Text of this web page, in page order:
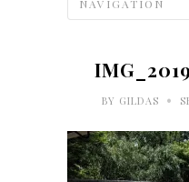
BY GILDAS •